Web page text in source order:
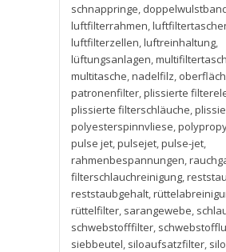
schnappringe,
luftfilterrahmen,
luftfilterzellen,luftreinhaltung,
lüftungsanlagen,
multitasche,nadelfilz,
patronenfilter,plissierte
plissierte filterschläuche,
polyesterspinnvliese,
pulse jet,pulsejet,pulse-jet,
rahmenbespannungen,
filterschlauchreinigung,
reststaubgehalt,
rüttelfilter, sarangewebe,
schwebstofffilter,
siebbeutel, siloaufsatzfilter,